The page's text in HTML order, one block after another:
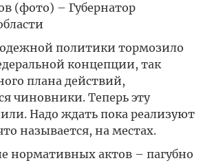
(фото) – Губернатор
политики тормозило
концепции, так
плана действий,
чиновники. Теперь эту
Надо ждать пока реализуют
называется, на местах.
нормативных актов – пагубно